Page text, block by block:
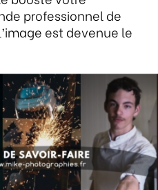
professionnel de
est devenue le